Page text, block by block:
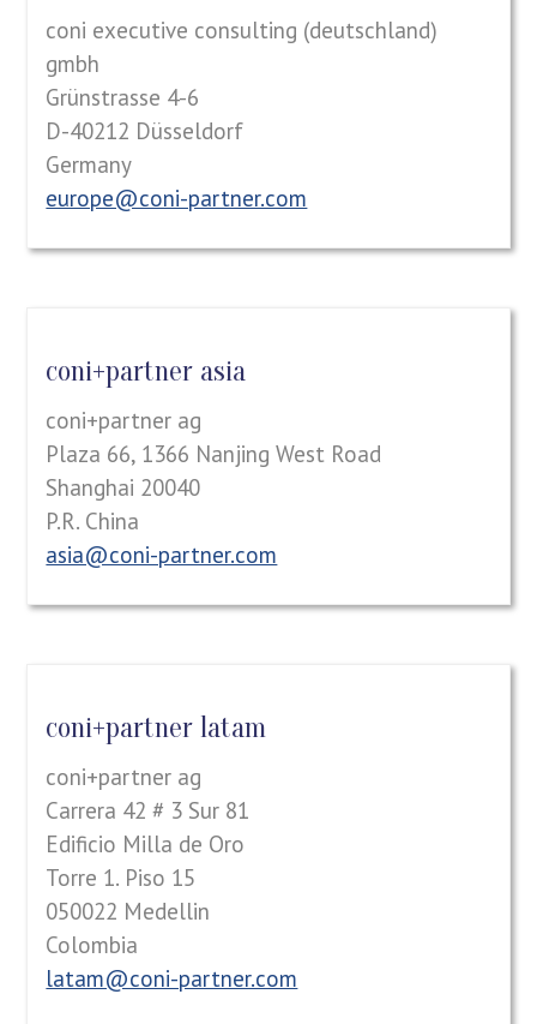
coni executive consulting (deutschland)
gmbh
Grünstrasse 4-6
D-40212 Düsseldorf
Germany
europe@coni-partner.com
coni+partner asia
coni+partner ag
Plaza 66, 1366 Nanjing West Road
Shanghai 20040
P.R. China
asia@coni-partner.com
coni+partner latam
coni+partner ag
Carrera 42 # 3 Sur 81
Edificio Milla de Oro
Torre 1. Piso 15
050022 Medellin
Colombia
latam@coni-partner.com